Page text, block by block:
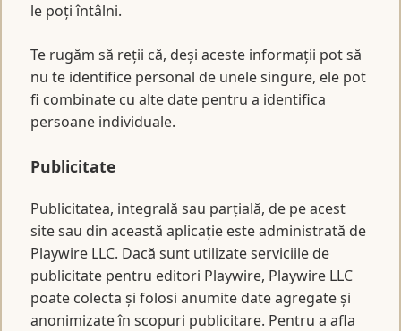
le poți întâlni.
Te rugăm să reții că, deși aceste informații pot să
nu te identifice personal de unele singure, ele pot
fi combinate cu alte date pentru a identifica
persoane individuale.
Publicitate
Publicitatea, integrală sau parțială, de pe acest
site sau din această aplicație este administrată de
Playwire LLC. Dacă sunt utilizate serviciile de
publicitate pentru editori Playwire, Playwire LLC
poate colecta și folosi anumite date agregate și
anonimizate în scopuri publicitare. Pentru a afla